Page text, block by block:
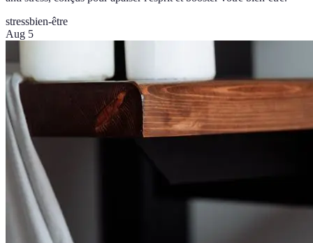
stressbien-être
Aug 5